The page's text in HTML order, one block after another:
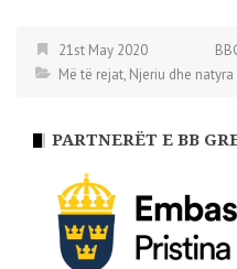
21st May 2020
Më të rejat, Njeriu dhe natyra
PARTNERËT E BB